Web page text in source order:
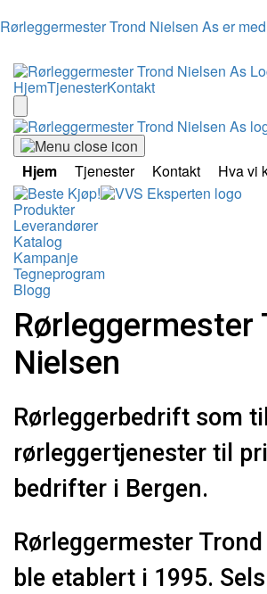
Rørleggermester Trond Nielsen As er
HjemTjenesterKontakt
Hjem Tjenester Kontakt
Hva vi
Produkter
Leverandører
Katalog
Kampanje
Tegneprogram
Blogg
Rørleggermester
Nielsen
Rørleggerbedrift som
rørleggertjenester til
bedrifter i Bergen.
Rørleggermester
ble etablert i 1995.